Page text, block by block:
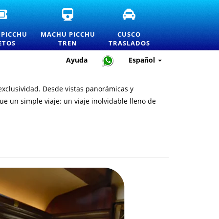
BOLETOS
DE
INGRESO
OFICIALES
A
DE
PRECIOS
BOLETOS
DE
TREN
A
MACHU
PICCHU
E
MACHU PICCHU
TREN
TRASLADOS
Y
SERVICIOS
DE
TRANSPORTE
PRIVADO
EN
CUSCO
TRASLADOS
Ayuda Español
Desde vistas panorámicas y
un simple viaje: un viaje inolvidable lleno de